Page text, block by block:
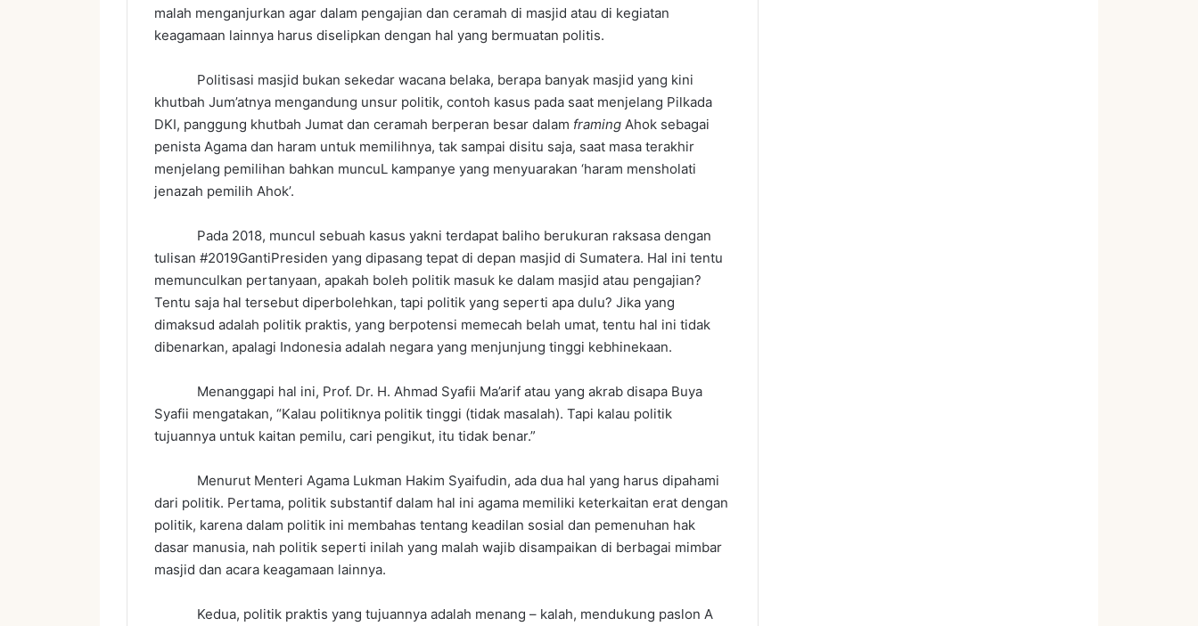
malah menganjurkan agar dalam pengajian dan ceramah di masjid atau di kegiatan
keagamaan lainnya harus diselipkan dengan hal yang bermuatan politis.
Politisasi masjid bukan sekedar wacana belaka, berapa banyak masjid yang kini
khutbah Jum’atnya mengandung unsur politik, contoh kasus pada saat menjelang Pilkada
DKI, panggung khutbah Jumat dan ceramah berperan besar dalam framing Ahok sebagai
penista Agama dan haram untuk memilihnya, tak sampai disitu saja, saat masa terakhir
menjelang pemilihan bahkan muncuL kampanye yang menyuarakan ‘haram mensholati
jenazah pemilih Ahok’.
Pada 2018, muncul sebuah kasus yakni terdapat baliho berukuran raksasa dengan
tulisan #2019GantiPresiden yang dipasang tepat di depan masjid di Sumatera. Hal ini tentu
memunculkan pertanyaan, apakah boleh politik masuk ke dalam masjid atau pengajian?
Tentu saja hal tersebut diperbolehkan, tapi politik yang seperti apa dulu? Jika yang
dimaksud adalah politik praktis, yang berpotensi memecah belah umat, tentu hal ini tidak
dibenarkan, apalagi Indonesia adalah negara yang menjunjung tinggi kebhinekaan.
Menanggapi hal ini, Prof. Dr. H. Ahmad Syafii Ma’arif atau yang akrab disapa Buya
Syafii mengatakan, “Kalau politiknya politik tinggi (tidak masalah). Tapi kalau politik
tujuannya untuk kaitan pemilu, cari pengikut, itu tidak benar.”
Menurut Menteri Agama Lukman Hakim Syaifudin, ada dua hal yang harus dipahami
dari politik. Pertama, politik substantif dalam hal ini agama memiliki keterkaitan erat dengan
politik, karena dalam politik ini membahas tentang keadilan sosial dan pemenuhan hak
dasar manusia, nah politik seperti inilah yang malah wajib disampaikan di berbagai mimbar
masjid dan acara keagamaan lainnya.
Kedua, politik praktis yang tujuannya adalah menang – kalah, mendukung paslon A